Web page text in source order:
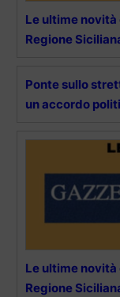
Le ultime
Regione
Ponte sullo
un accordo
Le ultime
Regione